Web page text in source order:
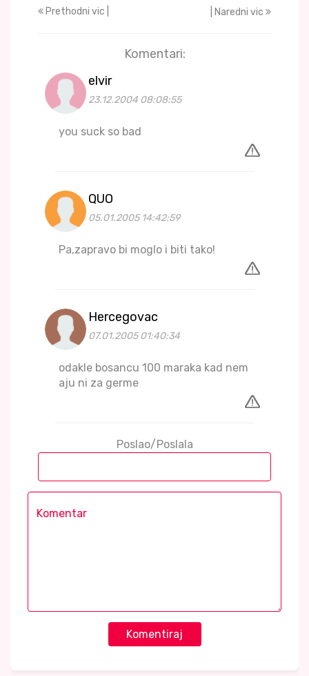
Prethodni vic | | Naredni vic
Komentari:
elvir
23.12.2004 08:08:55
you suck so bad
QUO
05.01.2005 14:42:59
Pa,zapravo bi moglo i biti tako!
Hercegovac
07.01.2005 01:40:34
odakle bosancu 100 maraka kad nem
aju ni za germe
Poslao/Poslala
Komentiraj